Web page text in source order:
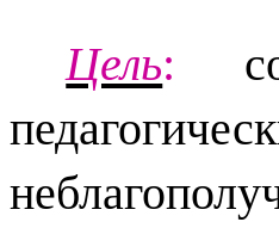
Цель: